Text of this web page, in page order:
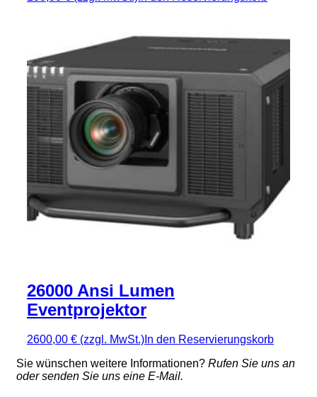
26000 Ansi Lumen
Eventprojektor
2600,00 € (zzgl. MwSt.) In den Reservierungskorb
Sie wünschen weitere Informationen? Rufen Sie uns an
oder senden Sie uns eine E-Mail.